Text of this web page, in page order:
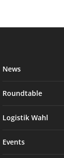
News
Roundtable
Logistik Wahl
Events